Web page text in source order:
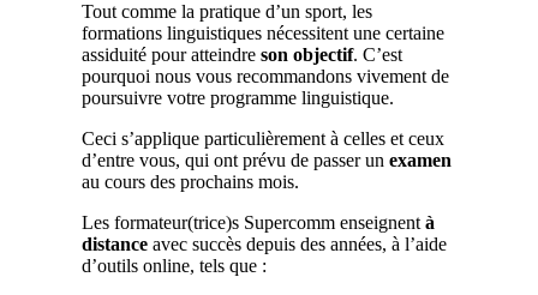
Tout comme la pratique d’un sport, les
formations linguistiques nécessitent une certaine
assiduité pour atteindre son objectif. C’est
pourquoi nous vous recommandons vivement de
poursuivre votre programme linguistique.
Ceci s’applique particulièrement à celles et ceux
d’entre vous, qui ont prévu de passer un examen
au cours des prochains mois.
Les formateur(trice)s Supercomm enseignent à
distanceavec succès depuis des années, à l’aide
d’outils online, tels que :